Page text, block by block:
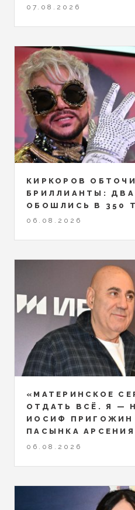
07.08.2026
КИРКОРОВ
БРИЛЛИАНТЫ: ДВА
ОБОШЛИСЬ В 350
06.08.2026
«МАТЕРИНСКОЕ
ОТДАТЬ ВСЁ. Я —
ИОСИФ ПРИГОЖИН
ПАСЫНКА
06.08.2026